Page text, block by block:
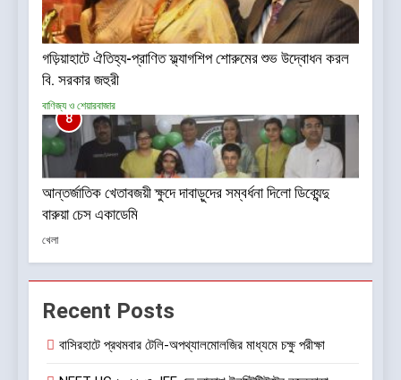
গড়িয়াহাটে ঐতিহ্য-প্রাণিত ফ্ল্যাগশিপ শোরুমের শুভ উদ্বোধন করল
বি. সরকার জহুরী
বাণিজ্য ও শেয়ারবাজার
8
আন্তর্জাতিক খেতাবজয়ী ক্ষুদে দাবাড়ুদের সম্বর্ধনা দিলো ডিব্যেন্দু
বারুয়া চেস একাডেমি
খেলা
Recent Posts
বাসিরহাটে প্রথমবার টেলি-অপথ্যালমোলজির মাধ্যমে চক্ষু পরীক্ষা